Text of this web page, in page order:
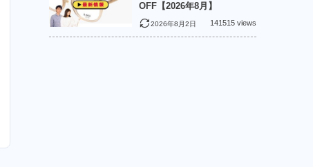
OFF【2026年8月】
2026年8月2日 141515 views